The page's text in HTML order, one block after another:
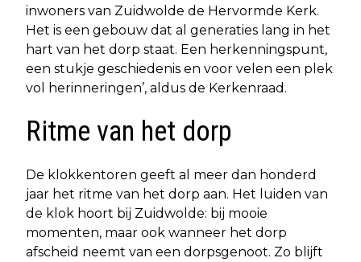
inwoners van Zuidwolde de Hervormde Kerk.
Het is een gebouw dat al generaties lang in het
hart van het dorp staat. Een herkenningspunt,
een stukje geschiedenis en voor velen een plek
vol herinneringen’, aldus de Kerkenraad.
Ritme van het dorp
De klokkentoren geeft al meer dan honderd
jaar het ritme van het dorp aan. Het luiden van
de klok hoort bij Zuidwolde: bij mooie
momenten, maar ook wanneer het dorp
afscheid neemt van een dorpsgenoot. Zo blijft